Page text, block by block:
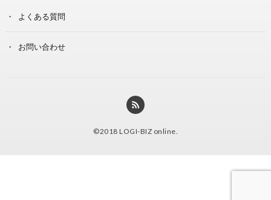
よくある質問
お問い合わせ
©2018 LOGI-BIZ online.